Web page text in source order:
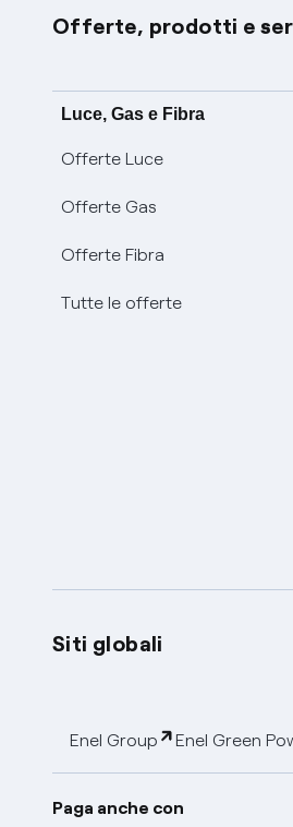
Offerte, prodotti e
Luce, Gas e Fibra
Offerte Luce
Offerte Gas
Offerte Fibra
Tutte le offerte
Siti globali
Enel Group Enel Green
Paga anche con